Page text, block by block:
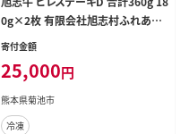
0g×2枚 有限会社旭志村ふれあい
センター 《90日以内に出荷予定(土
キ ブランド牛 国産 九州産 熊本県産
菊池市産 旭志産 冷凍 送料無料---0
01-1955---
寄付金額
25,000円
熊本県菊池市
冷凍